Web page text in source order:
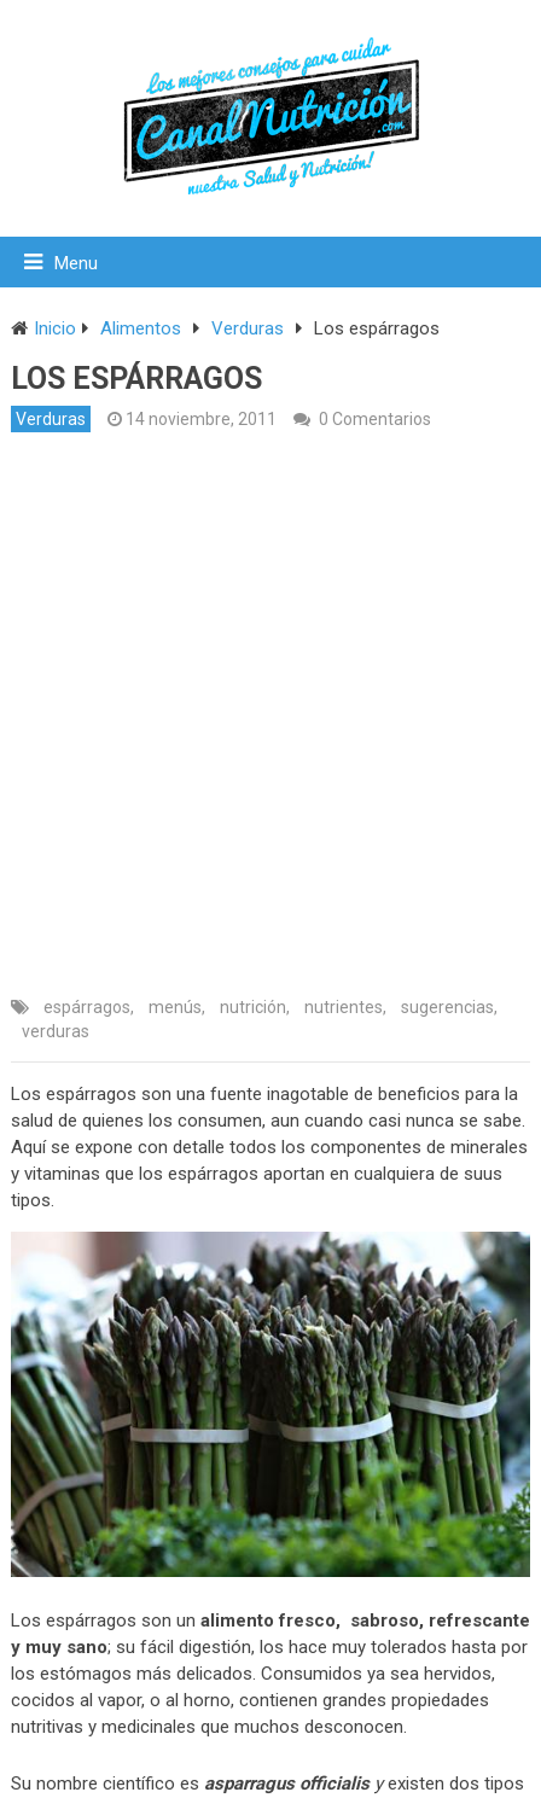
Menu
Inicio Alimentos Verduras Los espárragos
LOS ESPÁRRAGOS
Verduras 14 noviembre, 2011 0 Comentarios
espárragos, menús, nutrición, nutrientes, sugerencias,
verduras
Los espárragos son una fuente inagotable de beneficios para la
salud de quienes los consumen, aun cuando casi nunca se sabe.
Aquí se expone con detalle todos los componentes de minerales
y vitaminas que los espárragos aportan en cualquiera de suus
tipos.
Los espárragos son un alimento fresco, sabroso, refrescante
y muy sano; su fácil digestión, los hace muy tolerados hasta por
los estómagos más delicados. Consumidos ya sea hervidos,
cocidos al vapor, o al horno, contienen grandes propiedades
nutritivas y medicinales que muchos desconocen.
Su nombre científico es asparragus officialisyexisten dos tipos